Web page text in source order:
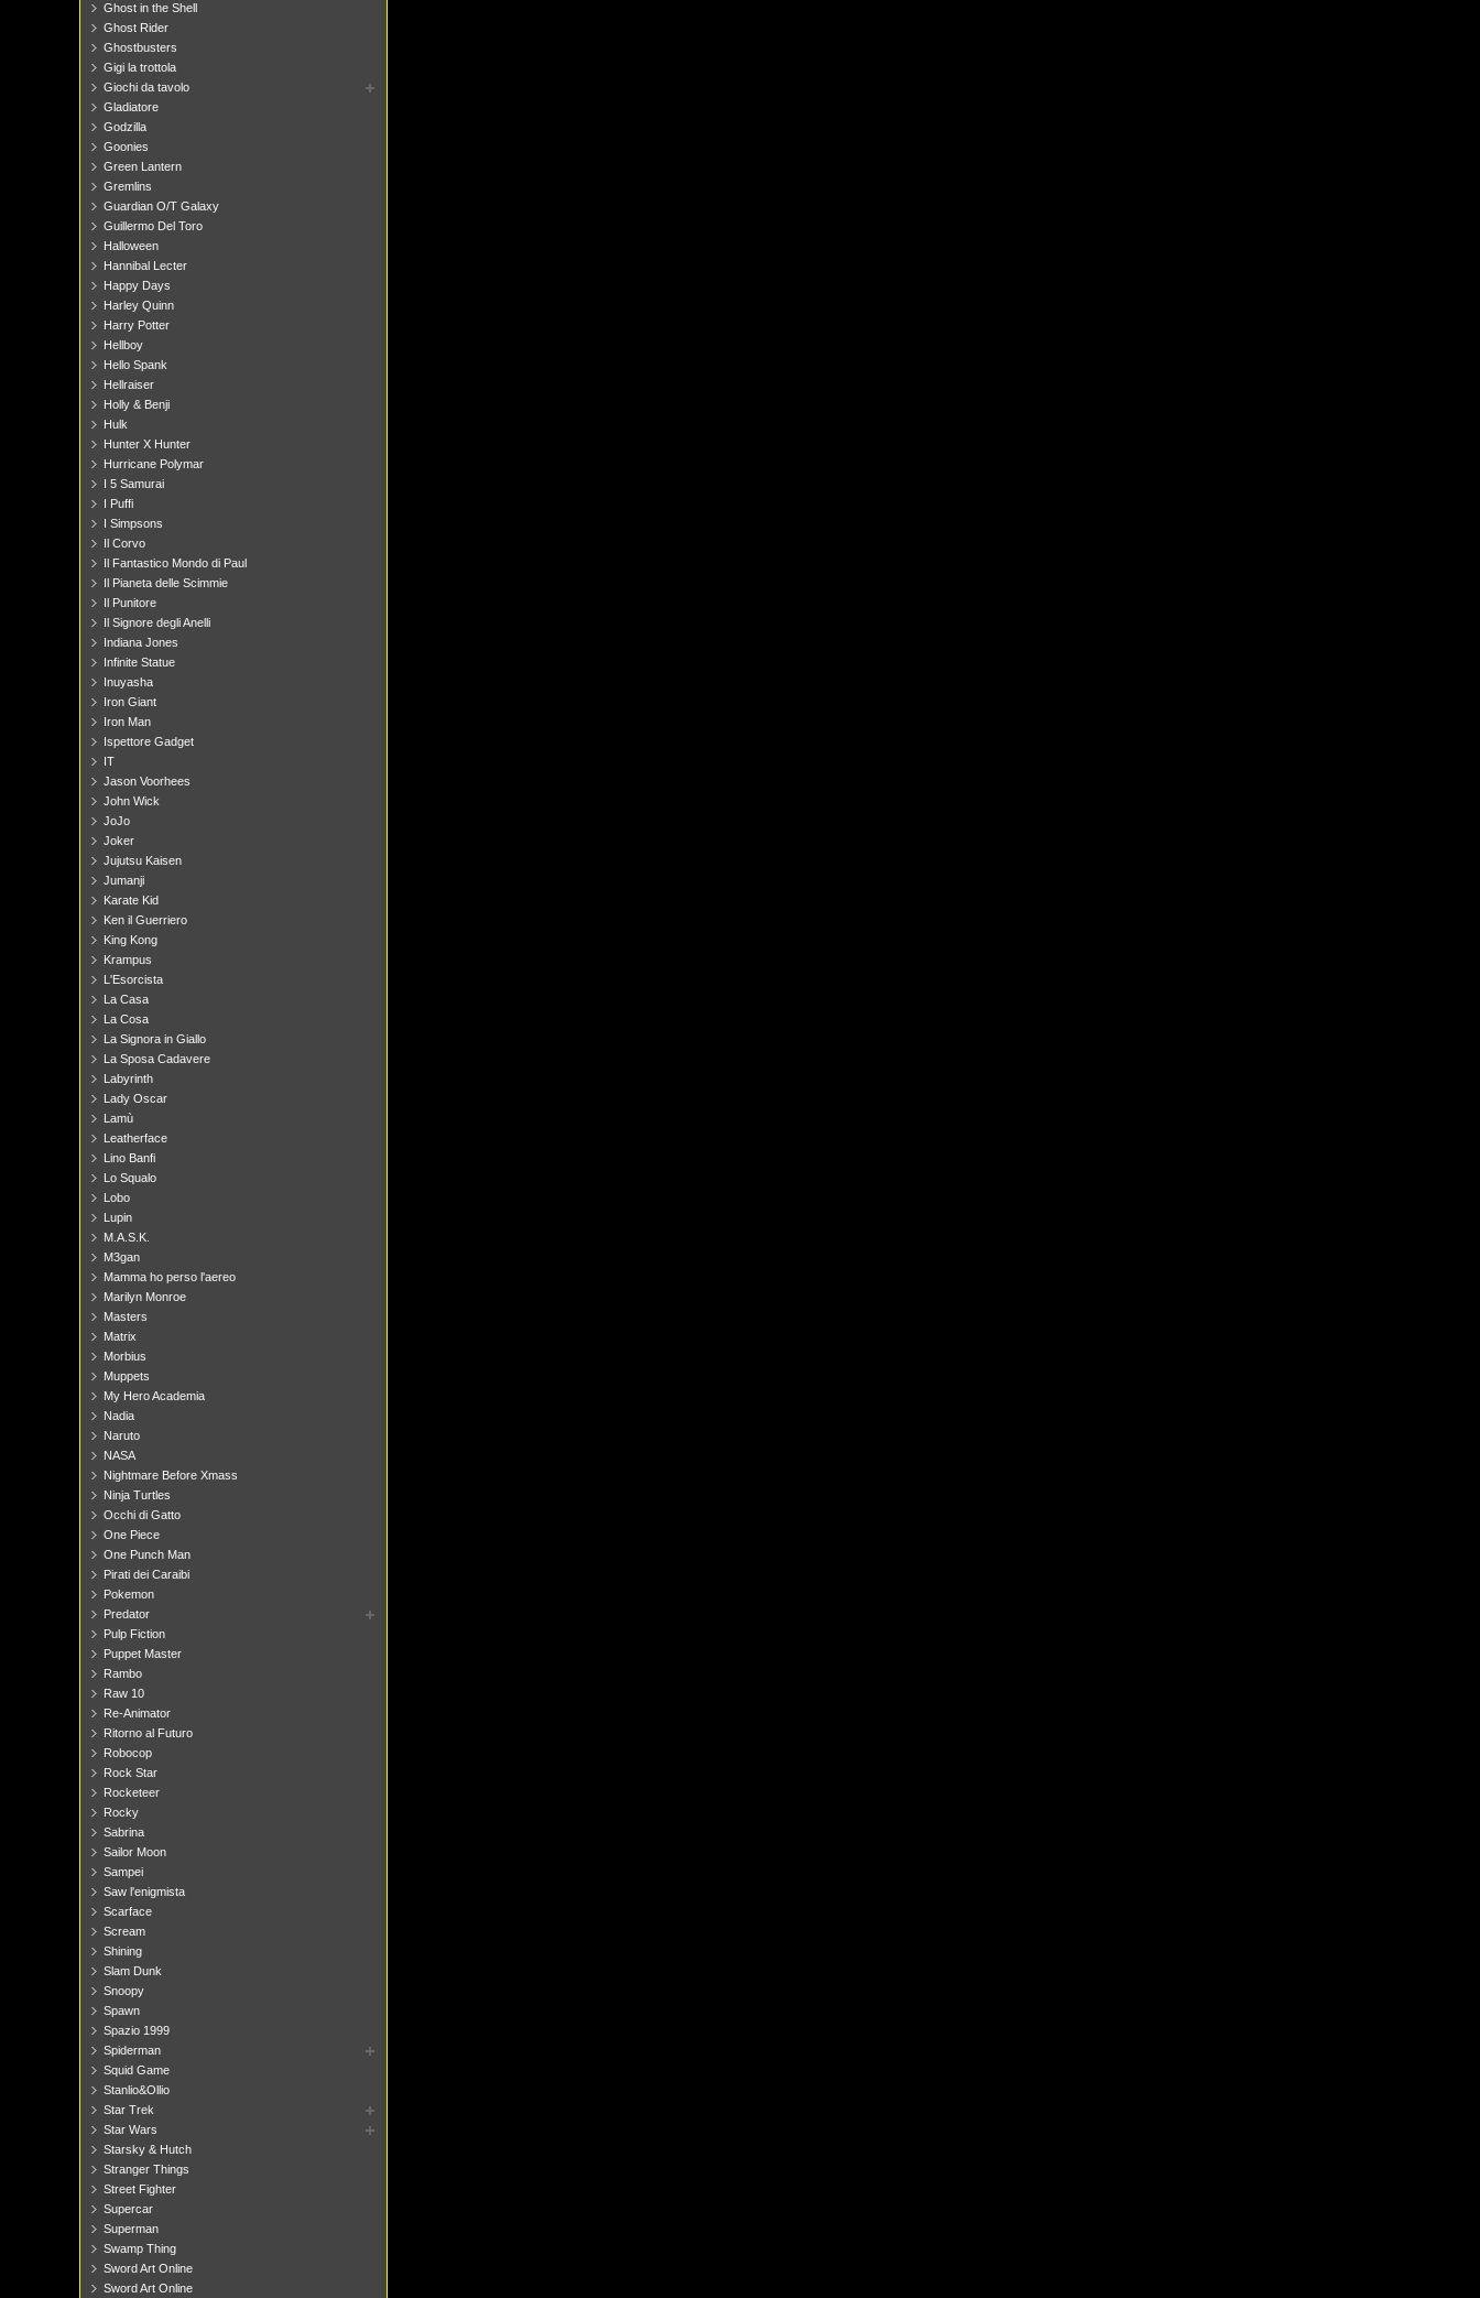
Ghost in the Shell
Ghost Rider
Ghostbusters
Gigi la trottola
Giochi da tavolo
Gladiatore
Godzilla
Goonies
Green Lantern
Gremlins
Guardian O/T Galaxy
Guillermo Del Toro
Halloween
Hannibal Lecter
Happy Days
Harley Quinn
Harry Potter
Hellboy
Hello Spank
Hellraiser
Holly & Benji
Hulk
Hunter X Hunter
Hurricane Polymar
I 5 Samurai
I Puffi
I Simpsons
Il Corvo
Il Fantastico Mondo di Paul
Il Pianeta delle Scimmie
Il Punitore
Il Signore degli Anelli
Indiana Jones
Infinite Statue
Inuyasha
Iron Giant
Iron Man
Ispettore Gadget
IT
Jason Voorhees
John Wick
JoJo
Joker
Jujutsu Kaisen
Jumanji
Karate Kid
Ken il Guerriero
King Kong
Krampus
L'Esorcista
La Casa
La Cosa
La Signora in Giallo
La Sposa Cadavere
Labyrinth
Lady Oscar
Lamù
Leatherface
Lino Banfi
Lo Squalo
Lobo
Lupin
M.A.S.K.
M3gan
Mamma ho perso l'aereo
Marilyn Monroe
Masters
Matrix
Morbius
Muppets
My Hero Academia
Nadia
Naruto
NASA
Nightmare Before Xmass
Ninja Turtles
Occhi di Gatto
One Piece
One Punch Man
Pirati dei Caraibi
Pokemon
Predator
Pulp Fiction
Puppet Master
Rambo
Raw 10
Re-Animator
Ritorno al Futuro
Robocop
Rock Star
Rocketeer
Rocky
Sabrina
Sailor Moon
Sampei
Saw l'enigmista
Scarface
Scream
Shining
Slam Dunk
Snoopy
Spawn
Spazio 1999
Spiderman
Squid Game
Stanlio&Ollio
Star Trek
Star Wars
Starsky & Hutch
Stranger Things
Street Fighter
Supercar
Superman
Swamp Thing
Sword Art Online
Sword Art Online